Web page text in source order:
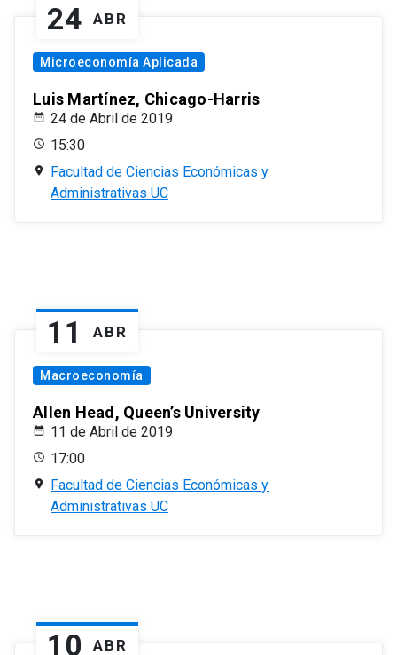
24 ABR
Microeconomía Aplicada
Luis Martínez, Chicago-Harris
24 de Abril de 2019
15:30
Facultad de Ciencias Económicas y
Administrativas UC
11 ABR
Macroeconomía
Allen Head, Queen’s University
11 de Abril de 2019
17:00
Facultad de Ciencias Económicas y
Administrativas UC
10 ABR